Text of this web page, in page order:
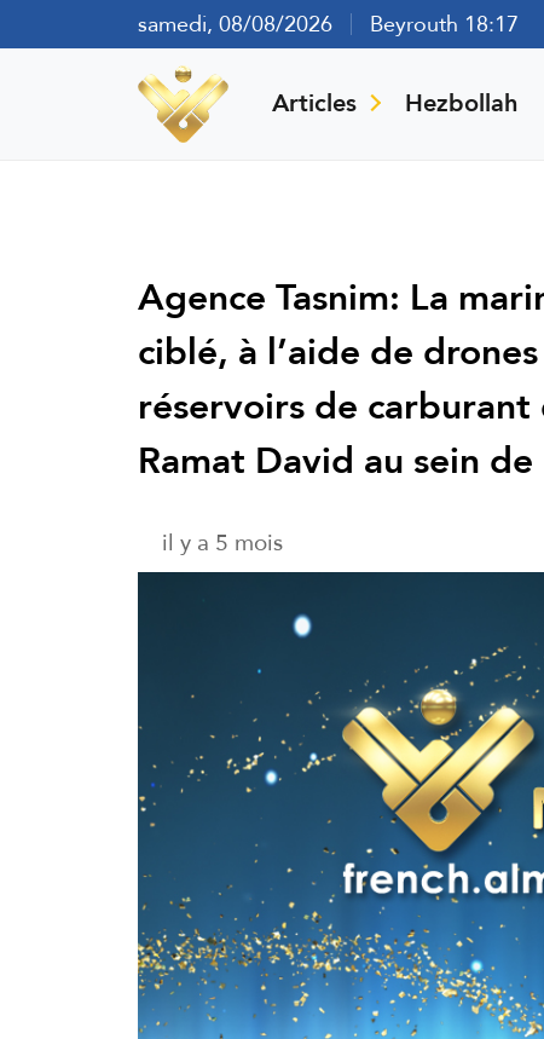
samedi, 08/08/2026 Beyrouth 18:17
Articles Hezbollah
Agence Tasnim: La
ciblé, à l’aide de
réservoirs de
Ramat David au sein
il y a 5 mois